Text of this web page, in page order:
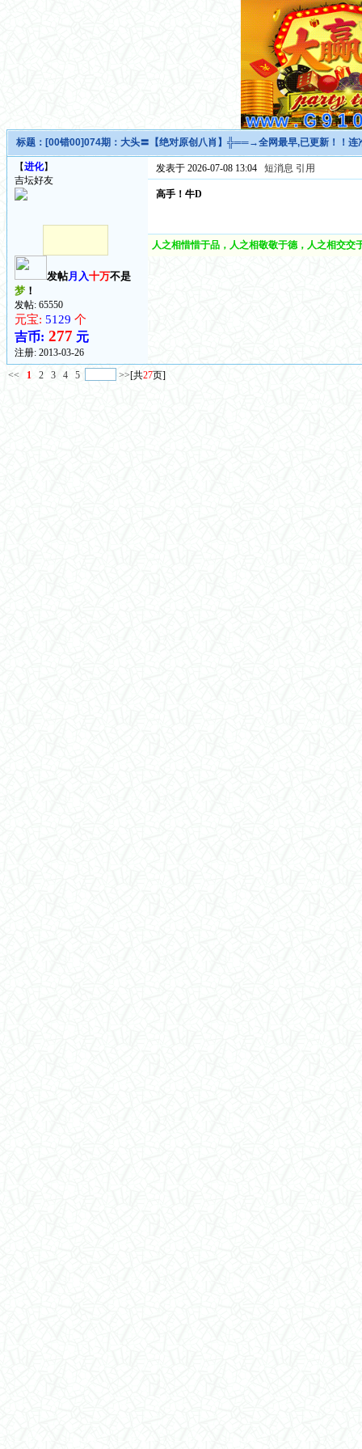
标题： [00错00]074期：大头〓【绝对原创八肖】╬══→全网最早,已更新！！连
【进化】
吉坛好友
发帖月入十万不是
梦！
发帖: 65550
元宝: 5129 个
吉币: 277 元
注册: 2013-03-26
发表于 2026-07-08 13:04 短消息 引用
高手！牛D
人之相惜惜于品，人之相敬敬于德，人之相交
<< 1 2 3 4 5 >>[共27页]